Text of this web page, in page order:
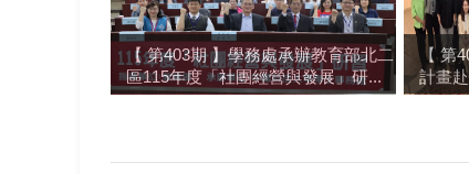
【 第403期 】學務處承辦教育部北二
區115年度「社團經營與發展」研...
【 第
計畫